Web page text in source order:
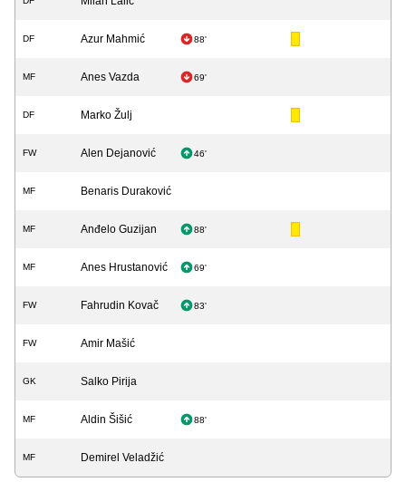
DF Azur Mahmić 88'
MF Anes Vazda 69'
DF Marko Žulj
FW Alen Dejanović 46'
MF Benaris Duraković
MF Anđelo Guzijan 88'
MF Anes Hrustanović 69'
FW Fahrudin Kovač 83'
FW Amir Mašić
GK Salko Pirija
MF Aldin Šišić 88'
MF Demirel Veladžić